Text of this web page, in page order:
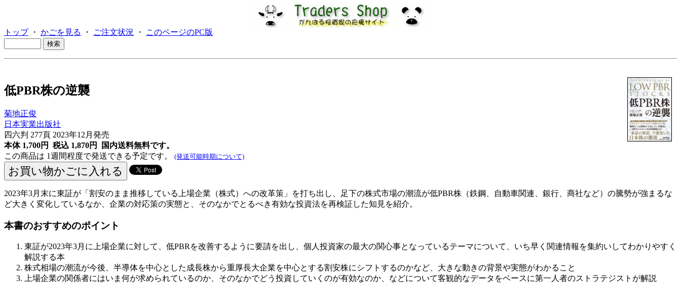
トップ・ かごを見る ・ ご注文状況 ・ このページのPC版
低PBR株の逆襲
菊地正俊
日本実業出版社
四六判 277頁 2023年12月発売
本体 1,700円 税込 1,870円
国内送料無料です。
この商品は 1週間程度で発送できる予定です。 (発送可能時期について)
2023年3月末に東証が「割安のまま推移している上場企業（株式）への改革策」を打ち出し、足下の株式市場の潮流が低PBR株（鉄鋼、自動車関連、銀行、商社など）の騰勢が強まるな
ど大きく変化しているなか、企業の対応策の実態と、そのなかでとるべき有効な投資法を再検証した知見を紹介。
本書のおすすめのポイント
東証が2023年3月に上場企業に対して、低PBRを改善するように要請を出し、個人投資家の最大の関心事となっているテーマについて、いち早く関連情報を集約いしてわかりやすく
解説する本
株式相場の潮流が今後、半導体を中心とした成長株から重厚長大企業を中心とする割安株にシフトするのかなど、大きな動きの背景や実態がわかること
上場企業の関係者にはいま何が求められているのか、そのなかでどう投資していくのが有効なのか、などについて客観的なデータをベースに第一人者のストラテジストが解説